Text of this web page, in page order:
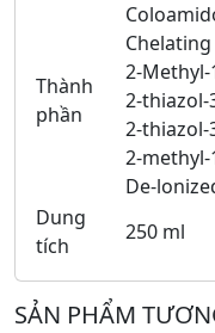
Thành
phần
2-Methyl-
2-thiazol-
2-thiazol-
2-methyl-
De-
Dung
tích
250 ml
SẢN PHẨM